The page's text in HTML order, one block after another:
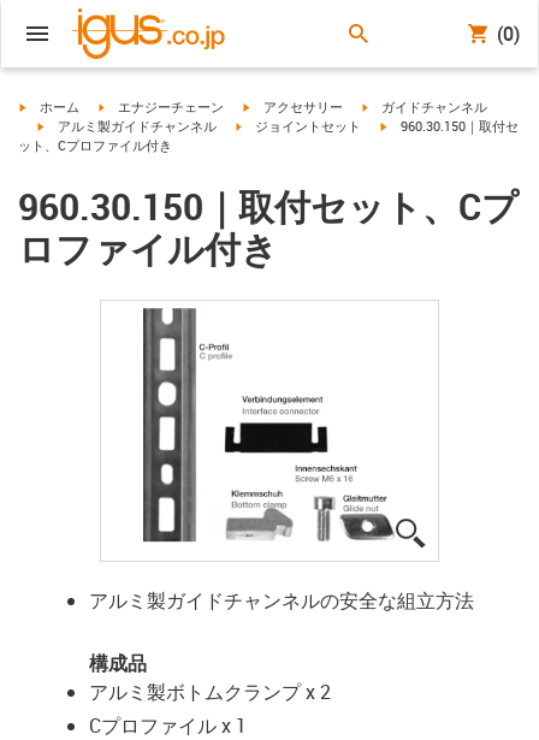
(0)
igus-icon-arrow-right
ホーム igus-icon-arrow-right
エナジーチェーン igus-icon-arrow-right
アクセサリー igus-icon-arrow-right
ガイドチャンネル
igus-icon-arrow-right
アルミ製ガイドチャンネル igus-icon-arrow-right
ジョイントセット igus-icon-arrow-right
960.30.150｜取付セ
ット、Cプロファイル付き
960.30.150｜取付セット、Cプ
ロファイル付き
アルミ製ガイドチャンネルの安全な組立方法
構成品
アルミ製ボトムクランプ x 2
Cプロファイル x 1